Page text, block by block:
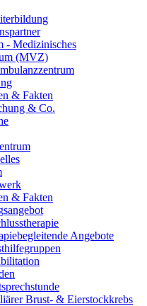
- Medizinisches
(MVZ)
& Fakten
& Co.
& Fakten
Angebote
Brust- & Eierstockkrebs